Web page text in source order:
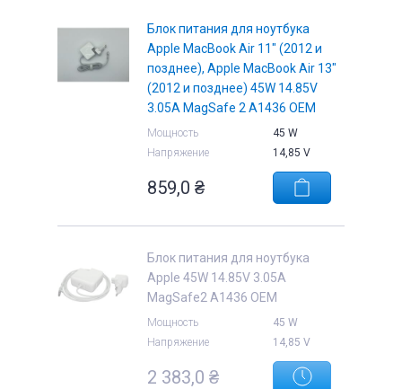
Блок питания для ноутбука
Apple MacBook Air 11" (2012 и
позднее), Apple MacBook Air 13"
(2012 и позднее) 45W 14.85V
3.05A MagSafe 2 A1436 OEM
Мощность
45 W
Напряжение
14,85 V
859,0 ₴
Блок питания для ноутбука
Apple 45W 14.85V 3.05A
MagSafe2 A1436 OEM
Мощность
45 W
Напряжение
14,85 V
2 383,0 ₴